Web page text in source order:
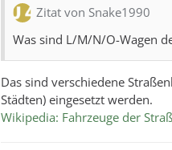
Zitat von Snake1990
Was sind L/M/N/O-Wagen
Das sind verschiedene
Städten) eingesetzt werden.
Wikipedia: Fahrzeuge der